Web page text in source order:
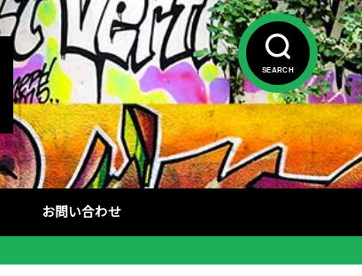
SEARCH
お問い合わせ